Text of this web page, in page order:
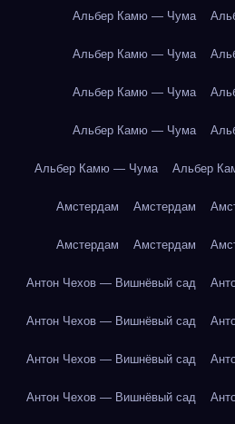
Альбер Камю — Чума
Альбер Камю — Чума
Альбер Камю — Чума
Альбер Камю — Чума
Альбер Камю — Чума Альбер
Амстердам Амстердам
Амстердам Амстердам
Антон Чехов — Вишнёвый сад
Антон Чехов — Вишнёвый сад
Антон Чехов — Вишнёвый сад
Антон Чехов — Вишнёвый сад